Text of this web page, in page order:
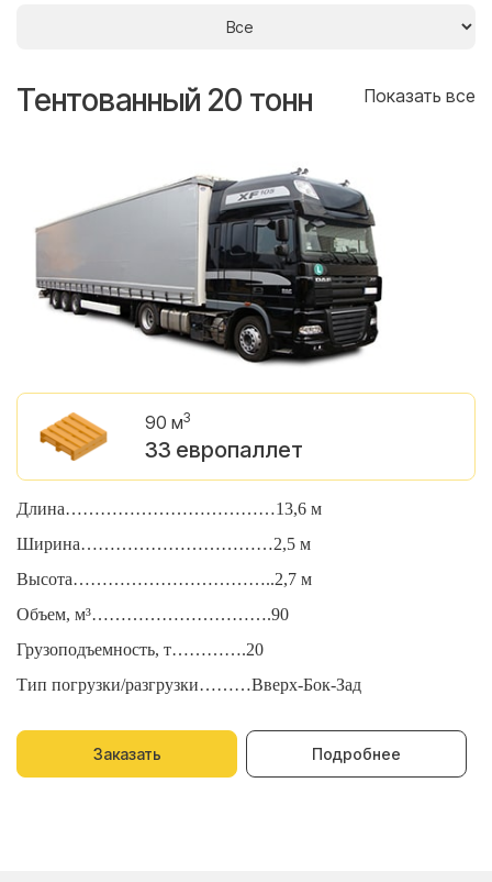
Тентованный 20 тонн Показать все
90 м3
33 европаллет
Длина………………………………13,6 м
Ширина……………………………2,5 м
Высота……………………………..2,7 м
Объем, м³………………………….90
Грузоподъемность, т………….20
Тип погрузки/разгрузки………Вверх-Бок-Зад
Заказать Подробнее